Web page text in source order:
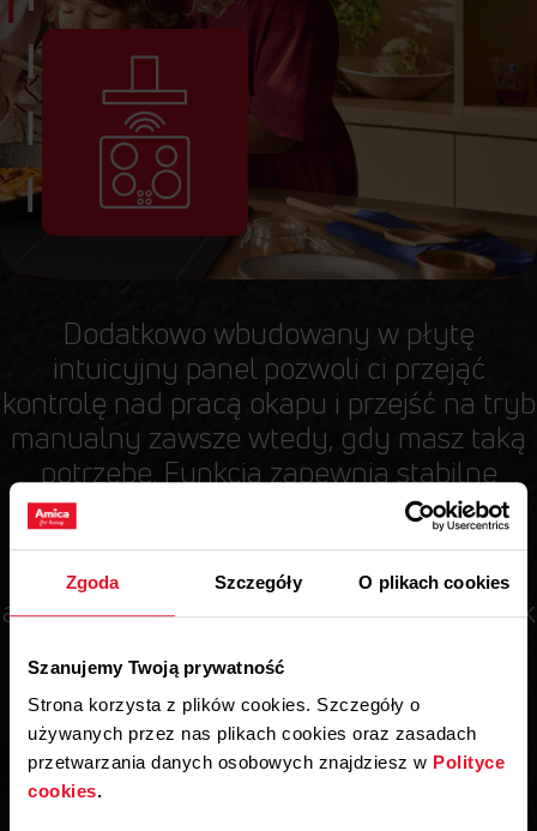
Zgoda Szczegóły O plikach cookies
Szanujemy Twoją prywatność
Strona korzysta z plików cookies. Szczegóły o
używanych przez nas plikach cookies oraz zasadach
przetwarzania danych osobowych znajdziesz w Polityce
cookies.
Dodatkowo wbudowany w płytę
intuicyjny panel pozwoli ci przejąć
kontrolę nad pracą okapu i przejść na tryb
manualny zawsze wtedy, gdy masz taką
potrzebę. Funkcja zapewnia stabilne
połączenie — nie musisz się martwić, że
zasłonisz jakiś czujnik pokrywą czy
garnkiem. Wszystko dzieje się
automatycznie, by zdjąć Tobie z głowy jak